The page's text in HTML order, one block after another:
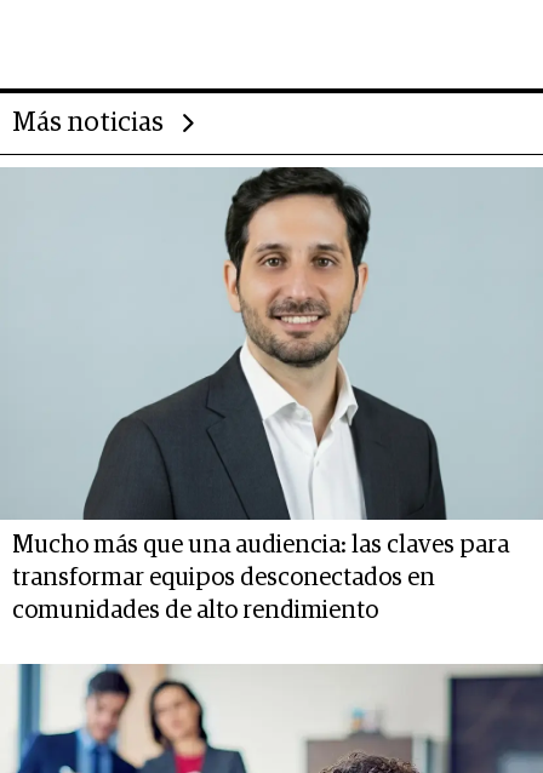
Más noticias
Mucho más que una audiencia: las claves para
transformar equipos desconectados en
comunidades de alto rendimiento